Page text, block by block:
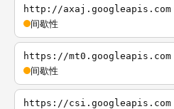
http://axaj.googleapis.com
间歇性
https://mt0.googleapis.com
间歇性
https://csi.googleapis.com